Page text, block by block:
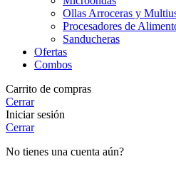
Ollas Arroceras y
Procesadores de
Sanducheras
Ofertas
Combos
Carrito de compras
Cerrar
Iniciar sesión
Cerrar
No tienes una cuenta aún?